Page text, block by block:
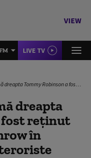
VIEW
LIVE TV
a fost reținut pe aeroportul Heathrow în temeiul legilor antiteroriste
dreapta
fost reținut
în